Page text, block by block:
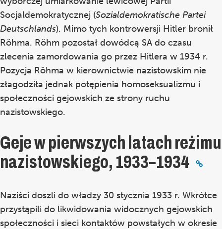
Socjaldemokratycznej (Sozialdemokratische Partei
Deutschlands). Mimo tych kontrowersji Hitler bronił
Röhma. Röhm pozostał dowódcą SA do czasu
zlecenia zamordowania go przez Hitlera w 1934 r.
Pozycja Röhma w kierownictwie nazistowskim nie
złagodziła jednak potępienia homoseksualizmu i
społeczności gejowskich ze strony ruchu
nazistowskiego.
Geje w pierwszych latach reżimu
nazistowskiego, 1933–1934
Naziści doszli do władzy 30 stycznia 1933 r. Wkrótce
przystąpili do likwidowania widocznych gejowskich
społeczności i sieci kontaktów powstałych w okresie